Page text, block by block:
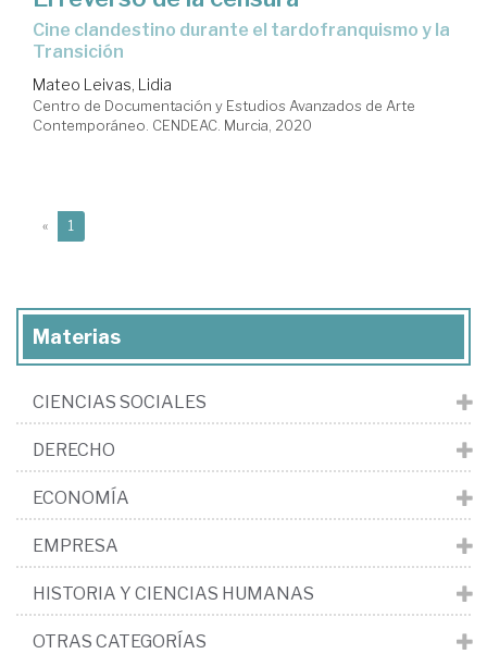
Cine clandestino durante el tardofranquismo y la
Transición
Mateo Leivas, Lidia
Centro de Documentación y Estudios Avanzados de Arte
Contemporáneo. CENDEAC. Murcia, 2020
« 1
Materias
CIENCIAS SOCIALES
DERECHO
ECONOMÍA
EMPRESA
HISTORIA Y CIENCIAS HUMANAS
OTRAS CATEGORÍAS